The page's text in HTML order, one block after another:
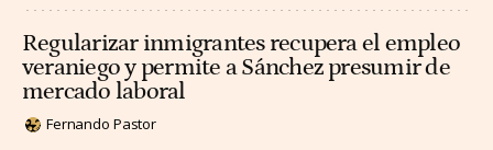
Regularizar inmigrantes recupera el empleo
veraniego y permite a Sánchez presumir de
mercado laboral
Fernando Pastor